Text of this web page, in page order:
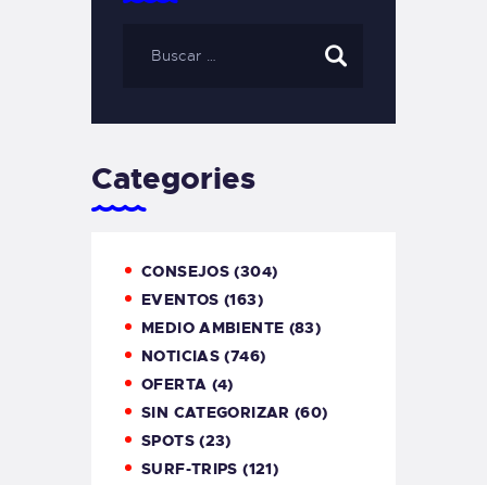
Categories
CONSEJOS (304)
EVENTOS (163)
MEDIO AMBIENTE (83)
NOTICIAS (746)
OFERTA (4)
SIN CATEGORIZAR (60)
SPOTS(23)
SURF-TRIPS (121)